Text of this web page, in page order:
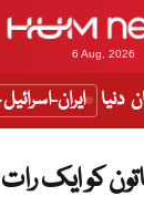
6 Aug, 2026
دنیا ایران-
کو ایک